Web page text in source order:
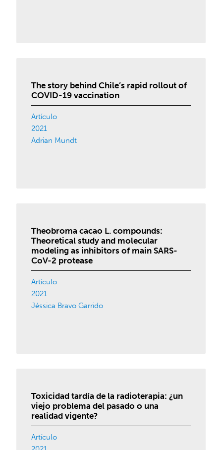
The story behind Chile’s rapid rollout of
COVID-19 vaccination
Artículo
2021
Adrian Mundt
Theobroma cacao L. compounds:
Theoretical study and molecular
modeling as inhibitors of main SARS-
CoV-2 protease
Artículo
2021
Jéssica Bravo Garrido
Toxicidad tardía de la radioterapia: ¿un
viejo problema del pasado o una
realidad vigente?
Artículo